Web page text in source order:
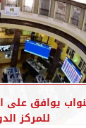
يوافق على
للمركز